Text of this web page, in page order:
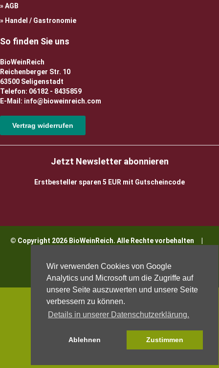
Wir verwenden Cookies von Google
Analytics und Microsoft um die Zugriffe auf
unsere Seite auszuwerten und unsere Seite
verbessern zu können.
Details in unserer Datenschutzerklärung.
Ablehnen Zustimmen
AGB
Handel / Gastronomie
So finden Sie uns
BioWeinReich
Reichenberger Str. 10
63500 Seligenstadt
Telefon: 06182 - 8435859
E-Mail: info@bioweinreich.com
Vertrag widerrufen
Jetzt Newsletter abonnieren
Erstbesteller sparen 5 EUR mit Gutscheincode
© Copyright 2026 BioWeinReich. Alle Rechte vorbehalten |